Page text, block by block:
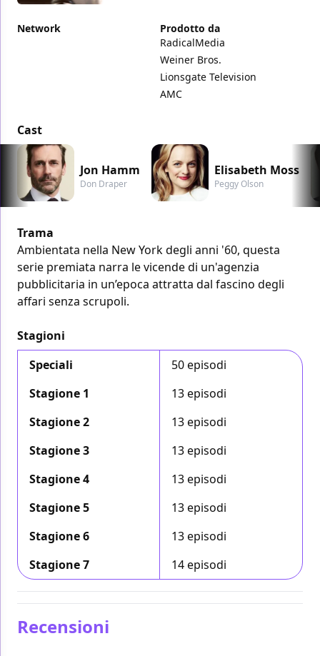
Network
Prodotto da
RadicalMedia
Weiner Bros.
Lionsgate Television
AMC
Cast
Jon Hamm
Don Draper
Elisabeth Moss
Peggy Olson
Trama
Ambientata nella New York degli anni '60, questa
serie premiata narra le vicende di un'agenzia
pubblicitaria in un’epoca attratta dal fascino degli
affari senza scrupoli.
Stagioni
Speciali
50 episodi
Stagione 1
13 episodi
Stagione 2
13 episodi
Stagione 3
13 episodi
Stagione 4
13 episodi
Stagione 5
13 episodi
Stagione 6
13 episodi
Stagione 7
14 episodi
Recensioni